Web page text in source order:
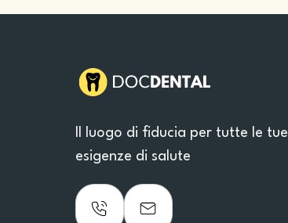
Il luogo di fiducia per tutte le tue
esigenze di salute